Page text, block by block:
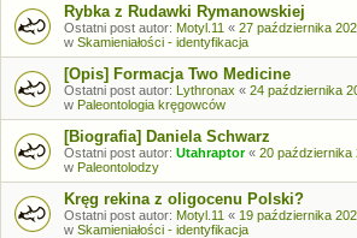
Rybka z Rudawki Rymanowskiej
Ostatni post autor: Motyl.11 « 27 października
w Skamieniałości - identyfikacja
[Opis] Formacja Two Medicine
Ostatni post autor: Lythronax « 24 października
w Paleontologia kręgowców
[Biografia] Daniela Schwarz
Ostatni post autor: Utahraptor« 20 października
w Paleontolodzy
Kręg rekina z oligocenu Polski?
Ostatni post autor: Motyl.11 « 19 października
w Skamieniałości - identyfikacja